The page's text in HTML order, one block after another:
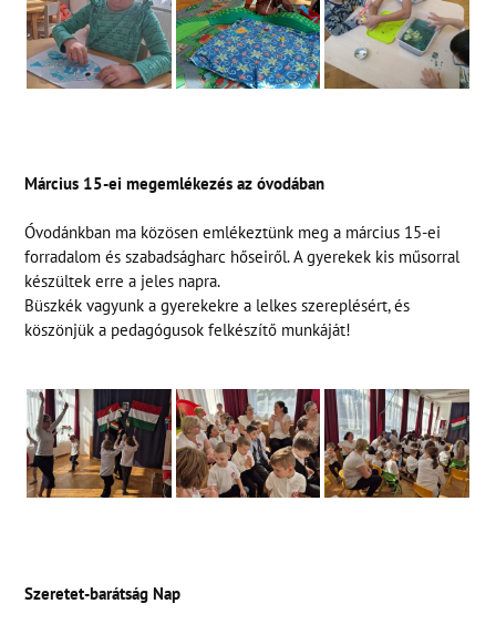
Március 15-ei megemlékezés az óvodában
Óvodánkban ma közösen emlékeztünk meg a március 15-ei
forradalom és szabadságharc hőseiről. A gyerekek kis műsorral
készültek erre a jeles napra.
Büszkék vagyunk a gyerekekre a lelkes szereplésért, és
köszönjük a pedagógusok felkészítő munkáját!
Szeretet-barátság Nap